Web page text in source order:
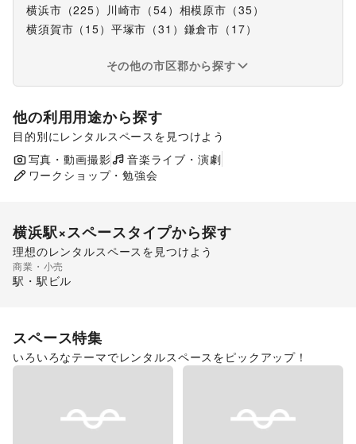
横浜市（225） 川崎市（54） 相模原市（35）
横須賀市（15） 平塚市（31） 鎌倉市（17）
その他の市区郡から探す
他の利用用途から探す
目的別にレンタルスペースを見つけよう
ポップアップストア
食品販売
販促イベント 展示会・個展
写真・動画撮影
音楽ライブ・演劇
ワークショップ・勉強会
横浜駅×スペースタイプから探す
理想のレンタルスペースを見つけよう
ギャラリー・貸し画廊
商業・小売
駅・駅ビル
スペース特集
いろいろなテーマでレンタルスペースをピックアップ！